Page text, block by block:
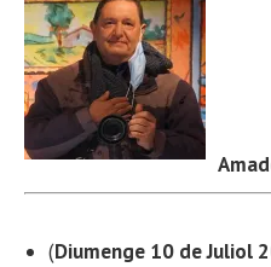
(Diumenge 10 de Juliol